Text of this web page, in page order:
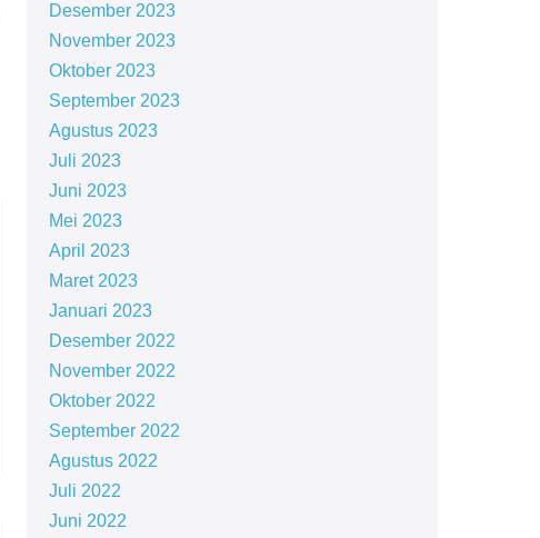
Desember 2023
November 2023
Oktober 2023
September 2023
Agustus 2023
Juli 2023
Juni 2023
Mei 2023
April 2023
Maret 2023
Januari 2023
Desember 2022
November 2022
Oktober 2022
September 2022
Agustus 2022
Juli 2022
Juni 2022